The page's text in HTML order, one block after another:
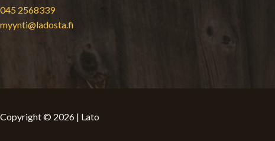
045 2568339
myynti@ladosta.fi
Copyright © 2026 | Lato